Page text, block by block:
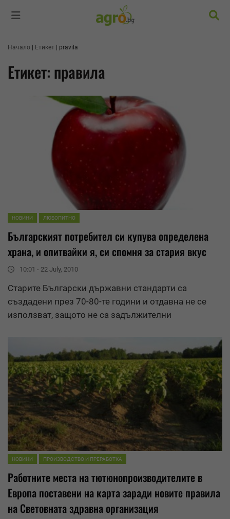
Начало Етикет pravila
Етикет: правила
НОВИНИ ЛЮБОПИТНО
Българският потребител си купува определена
храна, и опитвайки я, си спомня за стария вкус
10:01 - 22 July, 2010
Старите Български държавни стандарти са
създадени през 70-80-те години и отдавна не се
използват, защото не са задължителни
НОВИНИ ПРОИЗВОДСТВО И ПРЕРАБОТКА
Работните места на тютюнопроизводителите в
Европа поставени на карта заради новите правила
на Световната здравна организация